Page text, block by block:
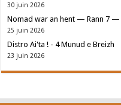
30 juin 2026
Nomad war an hent — Rann 7 —
25 juin 2026
Distro Ai'ta ! - 4 Munud e Breizh
23 juin 2026